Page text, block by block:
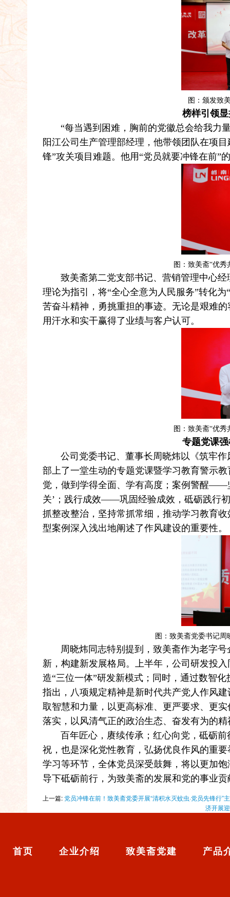
图：颁发致
榜样引领
“每当遇到困难，胸前的党徽总会给我力量
阳江公司生产管理部经理，他带领团队在项
锋”攻关项目难题。他用“党员就要冲锋在前”
图：致美斋“优
致美斋第二党支部书记、营销管理中心经
理论为指引，将“全心全意为人民服务”转化
苦奋斗精神，勇挑重担的事迹。无论是艰难
用汗水和实干赢得了业绩与客户认可。
图：致美斋“优
专题党课
公司党委书记、董事长周晓炜以《筑牢作
部上了一堂生动的专题党课暨学习教育警示
觉，做到学得全面、学有高度；案例警醒——
关’；践行成效——巩固经验成效，砥砺践行
抓整改整治，坚持常抓常细，推动学习教育
型案例深入浅出地阐述了作风建设的重要性。
图：致美斋党委书记
周晓炜同志特别提到，致美斋作为老字号
新，构建新发展格局。上半年，公司研发投
造“三位一体”研发新模式；同时，通过数智
指出，八项规定精神是新时代共产党人作风
取智慧和力量，以更高标准、更严要求、更
落实，以风清气正的政治生态、奋发有为的
百年匠心，赓续传承；红心向党，砥砺前
祝，也是深化党性教育，弘扬优良作风的重
学习等环节，全体党员深受鼓舞，将以更加
导下砥砺前行，为致美斋的发展和党的事业贡
上一篇:党员冲锋在前！致美斋党委开展“清积水灭蚊虫·党员先锋行”
济开展
首页 企业介绍 致美斋党建 产品